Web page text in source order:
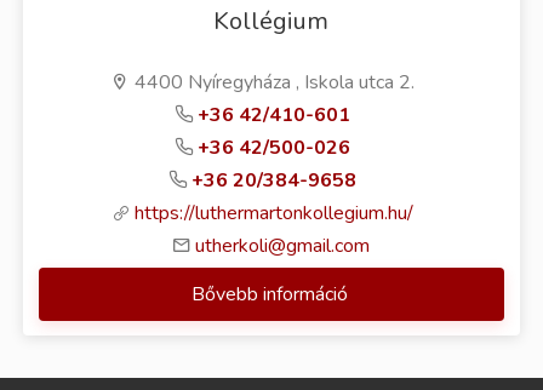
Kollégium
4400 Nyíregyháza , Iskola utca 2.
+36 42/410-601
+36 42/500-026
+36 20/384-9658
https://luthermartonkollegium.hu/
utherkoli@gmail.com
Bővebb információ